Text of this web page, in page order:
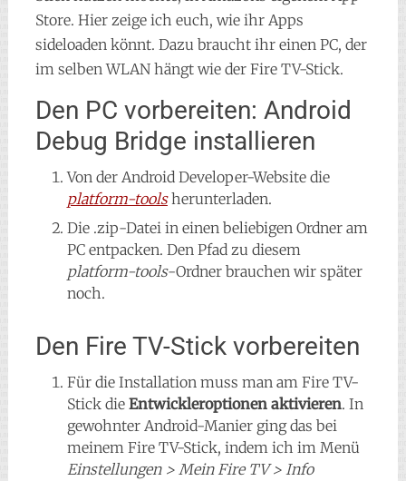
Store. Hier zeige ich euch, wie ihr Apps
sideloaden könnt. Dazu braucht ihr einen PC, der
im selben WLAN hängt wie der Fire TV-Stick.
Den PC vorbereiten: Android
Debug Bridge installieren
Von der Android Developer-Website die
platform-toolsherunterladen.
Die .zip-Datei in einen beliebigen Ordner am
PC entpacken. Den Pfad zu diesem
platform-tools-Ordner brauchen wir später
noch.
Den Fire TV-Stick vorbereiten
Für die Installation muss man am Fire TV-
Stick die Entwickleroptionen aktivieren. In
gewohnter Android-Manier ging das bei
meinem Fire TV-Stick, indem ich im Menü
Einstellungen > Mein Fire TV > Info